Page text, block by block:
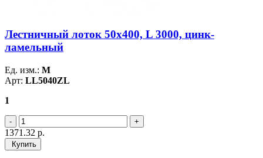
Лестничный лоток 50х400, L 3000, цинк-
ламельный
Ед. изм.: М
Арт: LL5040ZL
1
1371.32 р.
Купить